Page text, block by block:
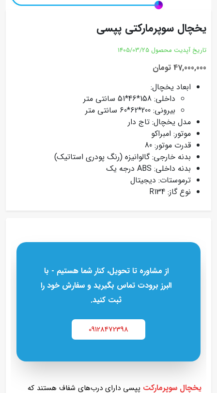
یخچال سوپرمارکتی پپسی
تاریخ آپدیت محصول 1405/03/25
47,000,000 تومان
ابعاد یخچال:
داخلی: 158*46*51 سانتی متر
بیرونی: 200*62*60 سانتی متر
مدل یخچال: تاج دار
موتور: امبراکو
قدرت موتور: 80
بدنه خارجی: گالوانیزه (رنگ پودری استاتیک)
بدنه داخلی: ABS درجه یک
ترموستات: دیجیتال
نوع گاز: R134
از مشاوره تا تحویل، کنار شما هستیم - با
البرز برودت تماس بگیرید و سفارش خود را
ثبت کنید.
09128472398
یخچال سوپرمارکت پپسی دارای درب‌های شفاف هستند که